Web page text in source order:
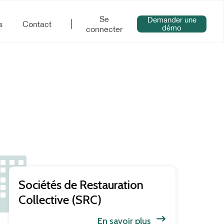
Contact
Se
connecter
Demander une
démo
Sociétés de Restauration
Collective (SRC)
En savoir plus